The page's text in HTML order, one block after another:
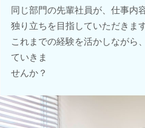
同じ部門の先輩社員が、仕事内
独り立ちを目指していただきます
これまでの経験を活かしながら
ていきま
せんか？